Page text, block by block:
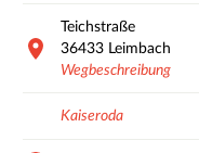
Teichstraße
36433 Leimbach
Wegbeschreibung
Kaiseroda